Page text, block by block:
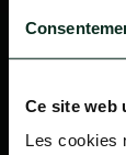
Ce site web
Les cookies